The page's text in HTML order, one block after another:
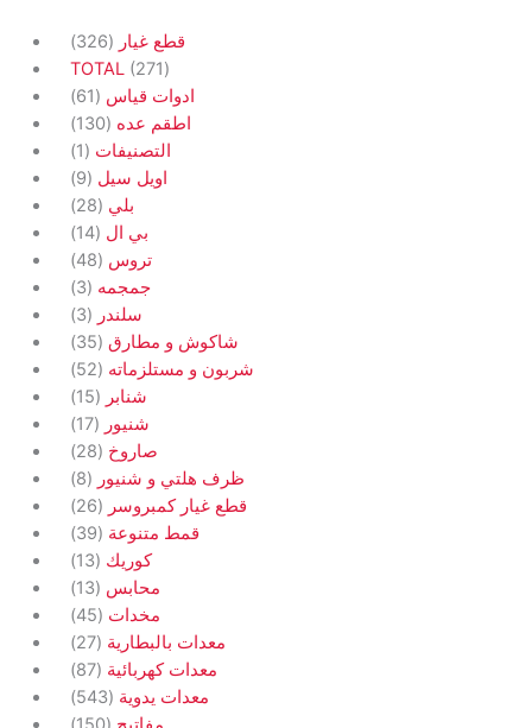
قطع غيار 326
326
products
TOTAL 271271
productsادوات قياس 61
61
productsاطقم عده 130
130
products
التصنيفات 1
1
product
اويل سيل 9
9
products
بلي 28
28
products
بي ال 14
14
products
تروس 48
48
products
جمجمه 3
3
products
سلندر 3
3
products
شاكوش و مطارق 35
35
products
شربون و مستلزماته 52
52
products
شنابر 15
15
products
شنيور 17
17
products
صاروخ 28
28
products
ظرف هلتي و شنيور 8
8
productsقطع غيار كمبروسر 26
26
products
قمط متنوعة 39
39
products
كوريك 13
13
products
محابس 13
13
products
مخدات 45
45
products
معدات بالبطارية 27
27
products
معدات كهربائية 87
87
productsمعدات يدوية 543
543
products
150